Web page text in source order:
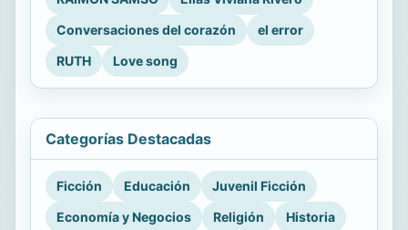
Conversaciones del corazón
el error
RUTH
Love song
Categorías Destacadas
Ficción Educación
Juvenil Ficción
Economía y Negocios
Religión
Historia